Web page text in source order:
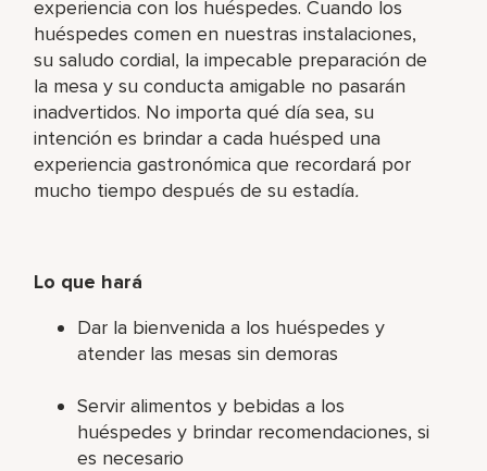
experiencia con los huéspedes. Cuando los
huéspedes comen en nuestras instalaciones,
su saludo cordial, la impecable preparación de
la mesa y su conducta amigable no pasarán
inadvertidos. No importa qué día sea, su
intención es brindar a cada huésped una
experiencia gastronómica que recordará por
mucho tiempo después de su estadía.
Lo que hará
Dar la bienvenida a los huéspedes y
atender las mesas sin demoras
Servir alimentos y bebidas a los
huéspedes y brindar recomendaciones, si
es necesario